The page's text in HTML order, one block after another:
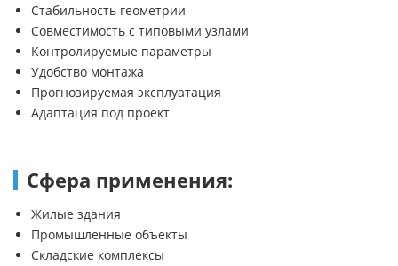
Стабильность геометрии
Совместимость с типовыми узлами
Контролируемые параметры
Удобство монтажа
Прогнозируемая эксплуатация
Адаптация под проект
Сфера применения:
Жилые здания
Промышленные объекты
Складские комплексы